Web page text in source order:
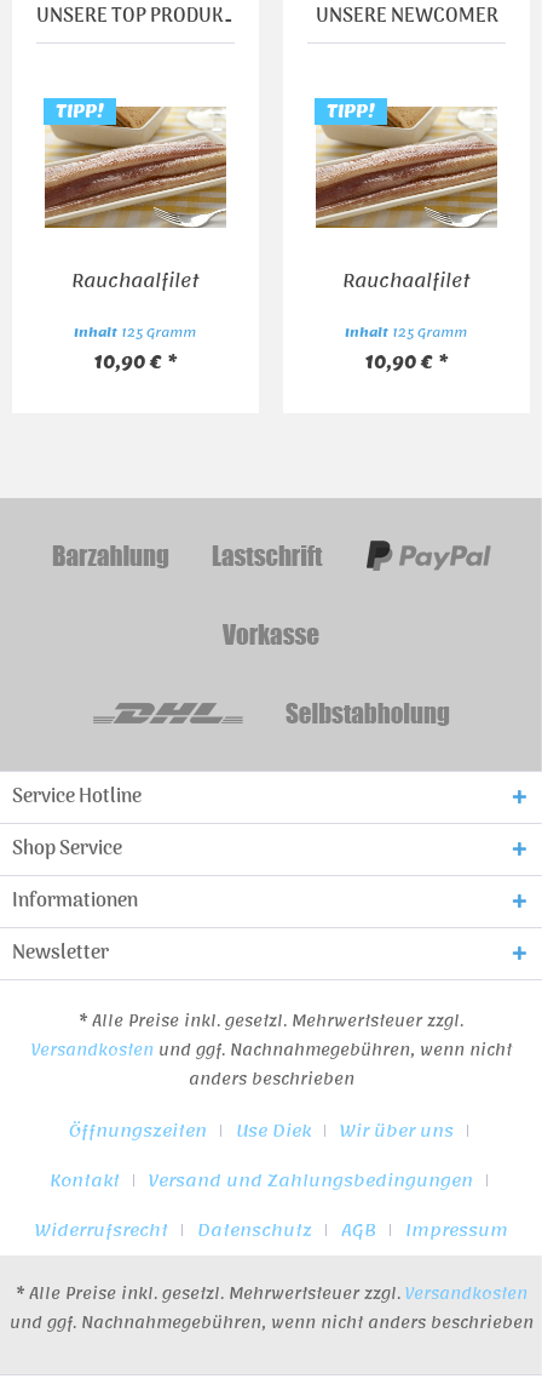
UNSERE TOP PRODUKTE
TIPP!
Rauchaalfilet
Inhalt 125 Gramm
10,90 € *
Rauchaal
300 Gramm (59,50 € * / 1000 Gramm)
ab 17,85 € *
UNSERE NEWCOMER
TIPP!
Rauchaalfilet
Inhalt 125 Gramm
10,90 € *
Service Hotline
Shop Service
Informationen
Newsletter
* Alle Preise inkl. gesetzl. Mehrwertsteuer zzgl.
Versandkosten und ggf. Nachnahmegebühren, wenn nicht
anders beschrieben
Öffnungszeiten Use Diek
Wir über uns
Kontakt
Versand und Zahlungsbedingungen
Widerrufsrecht
Datenschutz AGB Impressum
* Alle Preise inkl. gesetzl. Mehrwertsteuer zzgl.Versandkosten
und ggf. Nachnahmegebühren, wenn nicht anders beschrieben